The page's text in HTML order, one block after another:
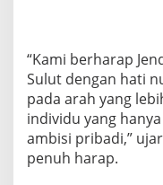
a
i
S
u
l
u
t
“Kami berharap
Sulut dengan hati
pada arah yang
individu yang
ambisi pribadi,”
penuh harap.